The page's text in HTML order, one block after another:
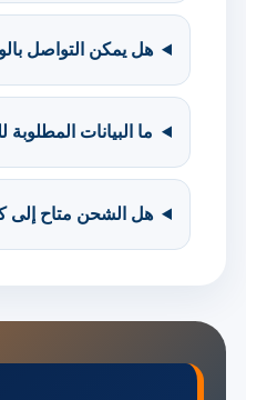
هل يمكن التواصل
ما البيانات المطلوبة
هل الشحن متاح